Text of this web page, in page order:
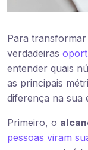
Para transformar
verdadeiras
entender quais
as principais
diferença na sua
Primeiro, o
pessoas viram